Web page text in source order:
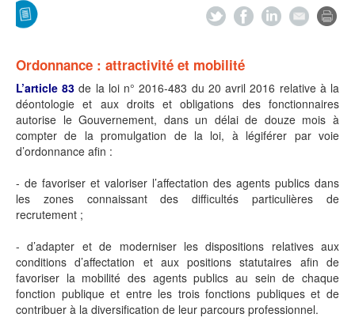
Ordonnance : attractivité et mobilité
L’article 83de la loi n° 2016-483 du 20 avril 2016 relative à la
déontologie et aux droits et obligations des fonctionnaires
autorise le Gouvernement, dans un délai de douze mois à
compter de la promulgation de la loi, à légiférer par voie
d’ordonnance afin :
- de favoriser et valoriser l’affectation des agents publics dans
les zones connaissant des difficultés particulières de
recrutement ;
- d’adapter et de moderniser les dispositions relatives aux
conditions d’affectation et aux positions statutaires afin de
favoriser la mobilité des agents publics au sein de chaque
fonction publique et entre les trois fonctions publiques et de
contribuer à la diversification de leur parcours professionnel.